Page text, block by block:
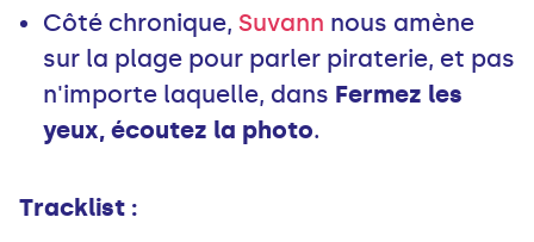
Côté chronique, Suvann nous amène
sur la plage pour parler piraterie, et pas
n'importe laquelle, dans Fermez les
yeux, écoutez la photo.
Tracklist :